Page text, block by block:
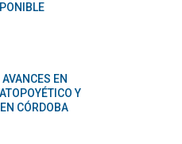
EN
Y
CÓRDOBA